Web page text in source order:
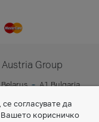
Austria Group
A1 Bulgaria
согласувате да
корисничко